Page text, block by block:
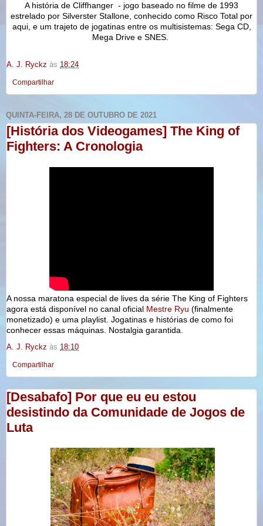
A história de Cliffhanger - jogo baseado no filme de 1993
estrelado por Silverster Stallone, conhecido como Risco Total por
aqui, e um trajeto de jogatinas entre os multisistemas: Sega CD,
Mega Drive e SNES.
A. J. Ryckz às 18:24
Compartilhar
QUINTA-FEIRA, 28 DE OUTUBRO DE 2021
[História dos Videogames] The King of
Fighters: A Cronologia
A nossa maratona especial de lives da série The King of Fighters
agora está disponível no canal oficial Mestre Ryu (finalmente
monetizado) e uma playlist. Jogatinas e histórias de como foi
conhecer essas máquinas. Nostalgia garantida.
A. J. Ryckz às 18:10
Compartilhar
[Desabafo] Por que eu eu estou
desistindo da Comunidade de Jogos de
Luta